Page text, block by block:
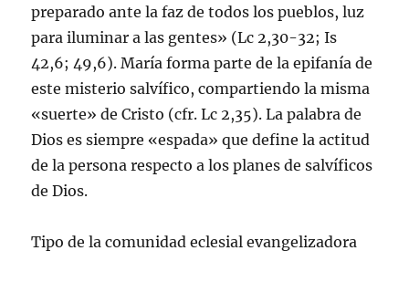
preparado ante la faz de todos los pueblos, luz
para iluminar a las gentes» (Lc 2,30-32; Is
42,6; 49,6). Marí­a forma parte de la epifaní­a de
este misterio salví­fico, compartiendo la misma
«suerte» de Cristo (cfr. Lc 2,35). La palabra de
Dios es siempre «espada» que define la actitud
de la persona respecto a los planes de salví­ficos
de Dios.
Tipo de la comunidad eclesial evangelizadora